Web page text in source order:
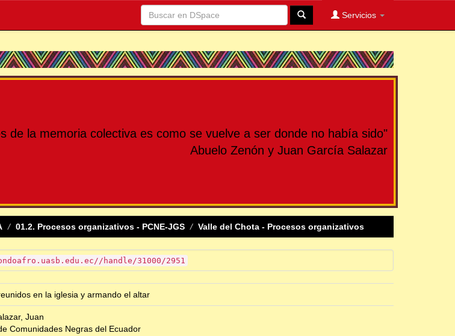
Servicios
de la memoria colectiva es como se vuelve a ser donde no había sido"
Abuelo Zenón y Juan García Salazar
01.2. Procesos organizativos - PCNE-JGS Valle del Chota - Procesos organizativos
handle/31000/2951
en la iglesia y armando el altar
Juan
Comunidades Negras del Ecuador